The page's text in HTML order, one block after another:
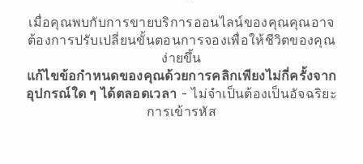
เมื่อคุณพบกับการขายบริการออนไลน์ของคุณคุณอาจ
ต้องการปรับเปลี่ยนขั้นตอนการจองเพื่อให้ชีวิตของคุณ
ง่ายขึ้น
แก้ไขข้อกำหนดของคุณด้วยการคลิกเพียงไม่กี่ครั้งจาก
อุปกรณ์ใด ๆ ได้ตลอดเวลา - ไม่จำเป็นต้องเป็นอัจฉริยะ
การเข้ารหัส